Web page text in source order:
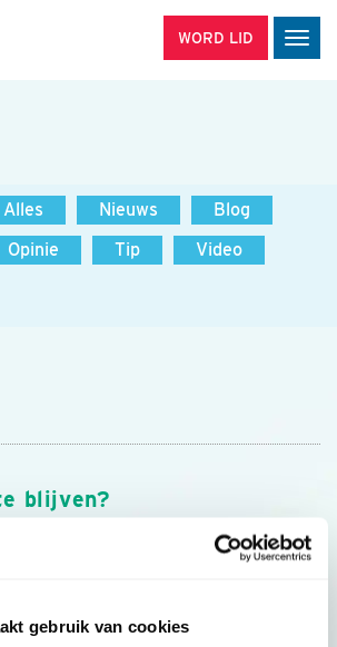
gebruik van cookies
WORD LID
Alles Nieuws
Blog
Opinie Tip
Video
blijven?
nieuws, inspiratie, acties en tips
van Vogelbescherming.